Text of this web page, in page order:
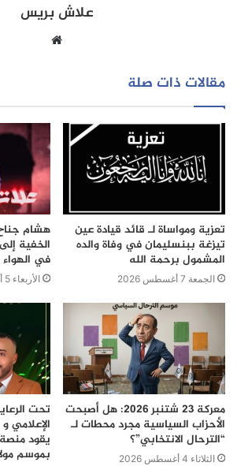
علاش بريس
مقالات ذات صلة
تعزية ومواساة لـ قائد قيادة عين
تيزغة ببنسليمان في وفاة والده
المشمول برحمة الله
الجمعة 7 أغسطس 2026
هشام
الخفية
في
الأربعاء 5 أغسطس 2026
معركة 23 شتنبر 2026: هل أصبحت
الأحزاب السياسية مجرد محطات لـ
“الترحال الانتخابي”؟
الثلاثاء 4 أغسطس 2026
تحت
يقود
بموسم